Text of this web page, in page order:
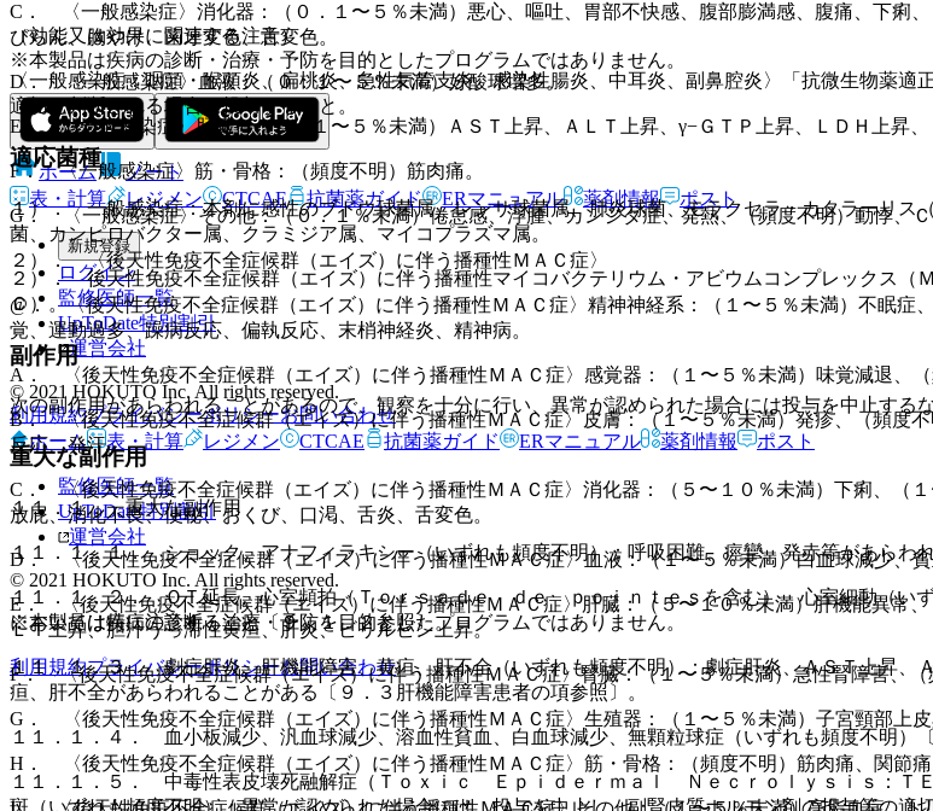
C． 〈一般感染症〉消化器：（０．１〜５％未満）悪心、嘔吐、胃部不快感、腹部膨満感、腹痛、下痢
びらん、胸やけ、歯牙変色、舌変色。
D． 〈一般感染症〉血液：（０．１〜５％未満）好酸球増多。
E． 〈一般感染症〉肝臓：（０．１〜５％未満）ＡＳＴ上昇、ＡＬＴ上昇、γ−ＧＴＰ上昇、ＬＤＨ上昇、
F． 〈一般感染症〉筋・骨格：（頻度不明）筋肉痛。
G． 〈一般感染症〉その他：（０．１％未満）倦怠感、浮腫、カンジダ症、発熱、（頻度不明）動悸、Ｃ
２）． 〈後天性免疫不全症候群（エイズ）に伴う播種性ＭＡＣ症〉
@． 〈後天性免疫不全症候群（エイズ）に伴う播種性ＭＡＣ症〉精神神経系：（１〜５％未満）不眠症
覚、運動過多、躁病反応、偏執反応、末梢神経炎、精神病。
A． 〈後天性免疫不全症候群（エイズ）に伴う播種性ＭＡＣ症〉感覚器：（１〜５％未満）味覚減退、
B． 〈後天性免疫不全症候群（エイズ）に伴う播種性ＭＡＣ症〉皮膚：（１〜５％未満）発疹、（頻度
反応、発汗。
C． 〈後天性免疫不全症候群（エイズ）に伴う播種性ＭＡＣ症〉消化器：（５〜１０％未満）下痢、（
放屁、消化不良、便秘、おくび、口渇、舌炎、舌変色。
D． 〈後天性免疫不全症候群（エイズ）に伴う播種性ＭＡＣ症〉血液：（１〜５％未満）白血球減少、
E． 〈後天性免疫不全症候群（エイズ）に伴う播種性ＭＡＣ症〉肝臓：（５〜１０％未満）肝機能異常
ＬＴ上昇、胆汁うっ滞性黄疸、肝炎、ビリルビン上昇。
F． 〈後天性免疫不全症候群（エイズ）に伴う播種性ＭＡＣ症〉腎臓：（１〜５％未満）急性腎障害、
G． 〈後天性免疫不全症候群（エイズ）に伴う播種性ＭＡＣ症〉生殖器：（１〜５％未満）子宮頸部上皮
H． 〈後天性免疫不全症候群（エイズ）に伴う播種性ＭＡＣ症〉筋・骨格：（頻度不明）筋肉痛、関節痛
（効能又は効果に関連する注意）
〈一般感染症：咽頭・喉頭炎、扁桃炎、急性気管支炎、感染性腸炎、中耳炎、副鼻腔炎〉「抗微生物薬
適切と判断される場合に投与すること。
適応菌種
１）． 一般感染症：本剤に感性のブドウ球菌属、レンサ球菌属、肺炎球菌、モラクセラ・カタラーリス
菌、カンピロバクター属、クラミジア属、マイコプラズマ属。
２）． 後天性免疫不全症候群（エイズ）に伴う播種性マイコバクテリウム・アビウムコンプレックス（
Ｃ）。
副作用
次の副作用があらわれることがあるので、観察を十分に行い、異常が認められた場合には投与を中止する
重大な副作用
１１．１． 重大な副作用
１１．１．１． ショック、アナフィラキシー（いずれも頻度不明）：呼吸困難、痙攣、発赤等があらわ
１１．１．２． ＱＴ延長、心室頻拍（Ｔｏｒｓａｄｅ ｄｅ ｐｏｉｎｔｅｓを含む）、心室細動（い
においては特に注意すること〔９．１．２参照〕。
１１．１．３． 劇症肝炎、肝機能障害、黄疸、肝不全（いずれも頻度不明）：劇症肝炎、ＡＳＴ上昇、
疸、肝不全があらわれることがある〔９．３肝機能障害患者の項参照〕。
１１．１．４． 血小板減少、汎血球減少、溶血性貧血、白血球減少、無顆粒球症（いずれも頻度不明）〔
１１．１．５． 中毒性表皮壊死融解症（Ｔｏｘｉｃ Ｅｐｉｄｅｒｍａｌ Ｎｅｃｒｏｌｙｓｉｓ：Ｔ
斑（いずれも頻度不明）：異常が認められた場合には、投与を中止し、副腎皮質ホルモン剤の投与等の適
※本製品は疾病の診断・治療・予防を目的としたプログラムではありません。
ホーム
ノート
表・計算
レジメン CTCAE 抗菌薬ガイド ERマニュアル 薬剤情報 ポスト
新規登録
ログイン
監修医師一覧
UpToDate特別割引
運営会社
© 2021 HOKUTO Inc. All rights reserved.
利用規約プライバシーポリシーお問い合わせ
ホーム
表・計算 レジメン CTCAE 抗菌薬ガイド ERマニュアル 薬剤情報 ポスト
監修医師一覧
UpToDate特別割引
運営会社
© 2021 HOKUTO Inc. All rights reserved.
※本製品は疾病の診断・治療・予防を目的としたプログラムではありません。
利用規約プライバシーポリシーお問い合わせ